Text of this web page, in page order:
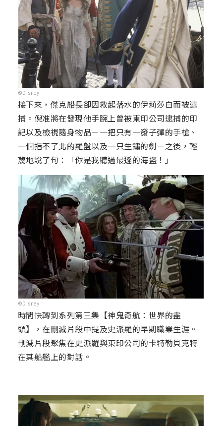
©Disney
接下來，傑克船長卻因救起落水的伊莉莎白而被逮
捕。倪准將在發現他手腕上曾被東印公司逮捕的印
記以及檢視隨身物品－一把只有一發子彈的手槍、
一個指不了北的羅盤以及一只生鏽的劍－之後，輕
蔑地說了句：「你是我聽過最遜的海盜！」
©Disney
時間快轉到系列第三集【神鬼奇航：世界的盡
頭】，在刪減片段中提及史派羅的早期職業生涯。
刪減片段聚焦在史派羅與東印公司的卡特勒貝克特
在其船艦上的對話。